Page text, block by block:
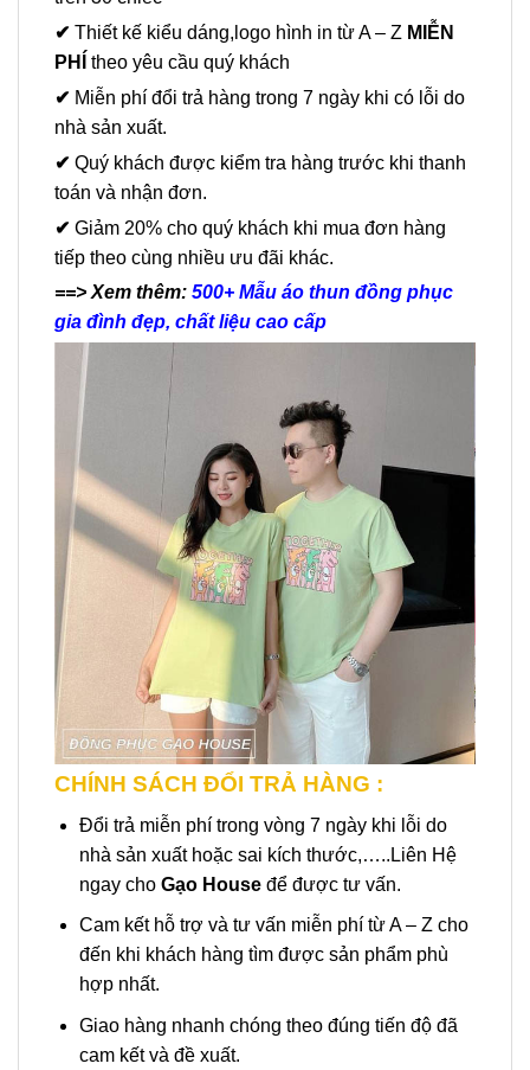
✔ Thiết kế kiểu dáng,logo hình in từ A – Z MIỄN
PHÍ theo yêu cầu quý khách
✔ Miễn phí đổi trả hàng trong 7 ngày khi có lỗi do
nhà sản xuất.
✔ Quý khách được kiểm tra hàng trước khi thanh
toán và nhận đơn.
✔ Giảm 20% cho quý khách khi mua đơn hàng
tiếp theo cùng nhiều ưu đãi khác.
==> Xem thêm: 500+ Mẫu áo thun đồng phục
gia đình đẹp, chất liệu cao cấp
CHÍNH SÁCH ĐỔI TRẢ HÀNG :
Đổi trả miễn phí trong vòng 7 ngày khi lỗi do
nhà sản xuất hoặc sai kích thước,…..Liên Hệ
ngay cho Gạo Houseđể được tư vấn.
Cam kết hỗ trợ và tư vấn miễn phí từ A – Z cho
đến khi khách hàng tìm được sản phẩm phù
hợp nhất.
Giao hàng nhanh chóng theo đúng tiến độ đã
cam kết và đề xuất.